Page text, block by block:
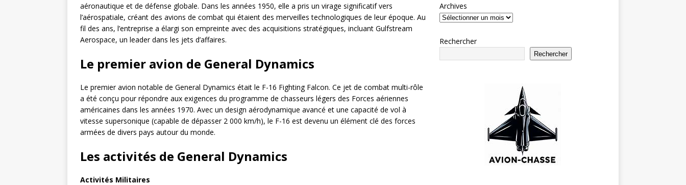
aéronautique et de défense globale. Dans les années 1950, elle a pris un virage significatif vers
l’aérospatiale, créant des avions de combat qui étaient des merveilles technologiques de leur époque. Au
fil des ans, l’entreprise a élargi son empreinte avec des acquisitions stratégiques, incluant Gulfstream
Aerospace, un leader dans les jets d’affaires.
Le premier avion de General Dynamics
Le premier avion notable de General Dynamics était le F-16 Fighting Falcon. Ce jet de combat multi-rôle
a été conçu pour répondre aux exigences du programme de chasseurs légers des Forces aériennes
américaines dans les années 1970. Avec un design aérodynamique avancé et une capacité de vol à
vitesse supersonique (capable de dépasser 2 000 km/h), le F-16 est devenu un élément clé des forces
armées de divers pays autour du monde.
Les activités de General Dynamics
Activités Militaires
Archives
Rechercher
Rechercher